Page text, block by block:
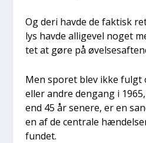
Og deri hav­de de fak­tisk
lys hav­de alli­ge­vel noget
tet at gøre på
Men spo­ret blev ikke fulgt
eller andre den­gang i
end 45 år sene­re, er en
en af de cen­tra­le
fun­det.